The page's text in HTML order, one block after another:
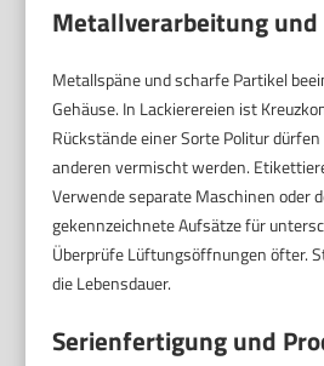
Metallverarbeitung und
Metallspäne und scharfe Partikel
Gehäuse. In Lackierereien ist
Rückstände einer Sorte Politur
anderen vermischt werden.
Verwende separate Maschinen oder
gekennzeichnete Aufsätze für
Überprüfe Lüftungsöffnungen öfter.
die Lebensdauer.
Serienfertigung und